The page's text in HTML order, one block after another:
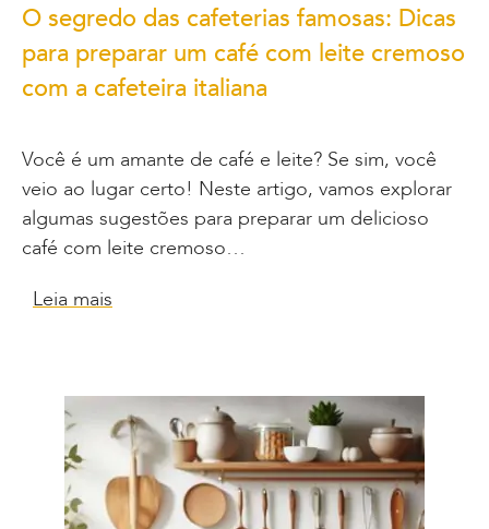
O segredo das cafeterias famosas: Dicas
para preparar um café com leite cremoso
com a cafeteira italiana
Você é um amante de café e leite? Se sim, você
veio ao lugar certo! Neste artigo, vamos explorar
algumas sugestões para preparar um delicioso
café com leite cremoso…
Leia mais